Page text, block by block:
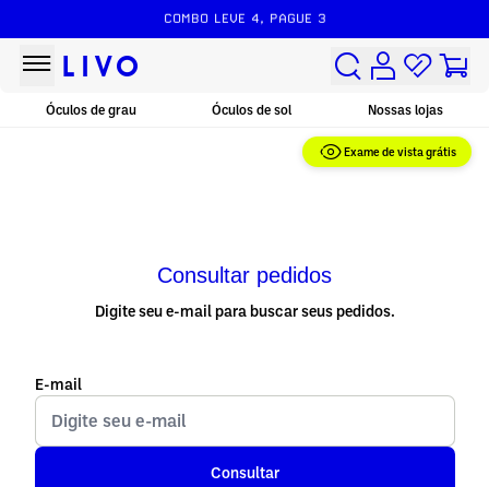
COMBO LEVE 4, PAGUE 3
Exame de vista grátis
Óculos de grau Óculos de sol Nossas lojas
Consultar pedidos
Digite seu e-mail para buscar seus pedidos.
E-mail
Consultar